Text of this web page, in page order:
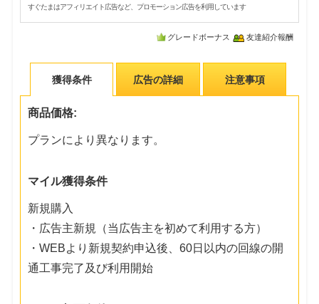
すぐたまはアフィリエイト広告など、プロモーション広告を利用しています
グレードボーナス 友達紹介報酬
獲得条件 広告の詳細 注意事項
商品価格:
プランにより異なります。
マイル獲得条件
新規購入
・広告主新規（当広告主を初めて利用する方）
・WEBより新規契約申込後、60日以内の回線の開
通工事完了及び利用開始